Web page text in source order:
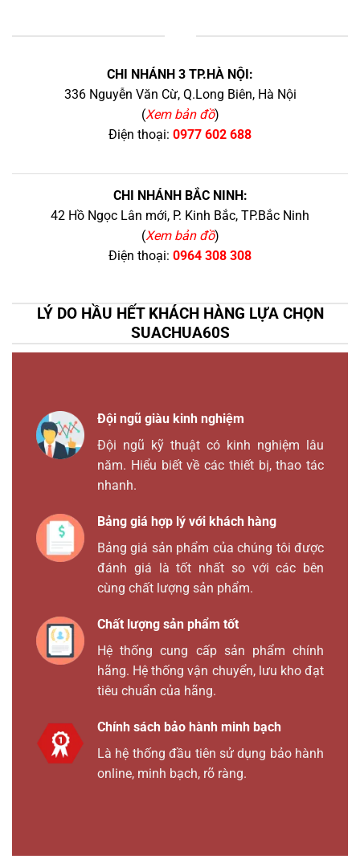
CHI NHÁNH 3 TP.HÀ NỘI:
336 Nguyễn Văn Cừ, Q.Long Biên, Hà Nội
(Xem bản đồ)
Điện thoại: 0977 602 688
CHI NHÁNH BẮC NINH:
42 Hồ Ngọc Lân mới, P. Kinh Bắc, TP.Bắc Ninh
(Xem bản đồ)
Điện thoại: 0964 308 308
LÝ DO HẦU HẾT KHÁCH HÀNG LỰA CHỌN
SUACHUA60S
Đội ngũ giàu kinh nghiệm
Đội ngũ kỹ thuật có kinh nghiệm lâu
năm. Hiểu biết về các thiết bị, thao tác
nhanh.
Bảng giá hợp lý với khách hàng
Bảng giá sản phẩm của chúng tôi được
đánh giá là tốt nhất so với các bên
cùng chất lượng sản phẩm.
Chất lượng sản phẩm tốt
Hệ thống cung cấp sản phẩm chính
hãng. Hệ thống vận chuyển, lưu kho đạt
tiêu chuẩn của hãng.
Chính sách bảo hành minh bạch
Là hệ thống đầu tiên sử dụng bảo hành
online, minh bạch, rõ ràng.